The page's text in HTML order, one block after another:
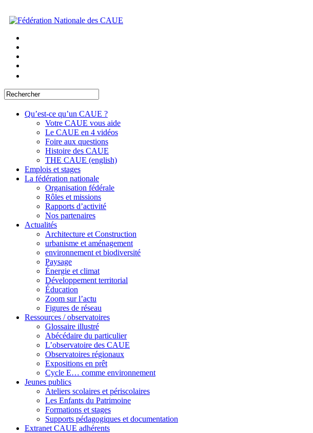
Qu’est-ce qu’un CAUE ?
Votre CAUE vous aide
Le CAUE en 4 vidéos
Foire aux questions
Histoire des CAUE
THE CAUE (english)
Emplois et stages
La fédération nationale
Organisation fédérale
Rôles et missions
Rapports d’activité
Nos partenaires
Actualités
Architecture et Construction
urbanisme et aménagement
environnement et biodiversité
Paysage
Énergie et climat
Développement territorial
Éducation
Zoom sur l’actu
Figures de réseau
Ressources / observatoires
Glossaire illustré
Abécédaire du particulier
L’observatoire des CAUE
Observatoires régionaux
Expositions en prêt
Cycle E… comme environnement
Jeunes publics
Ateliers scolaires et périscolaires
Les Enfants du Patrimoine
Formations et stages
Supports pédagogiques et documentation
Extranet CAUE adhérents